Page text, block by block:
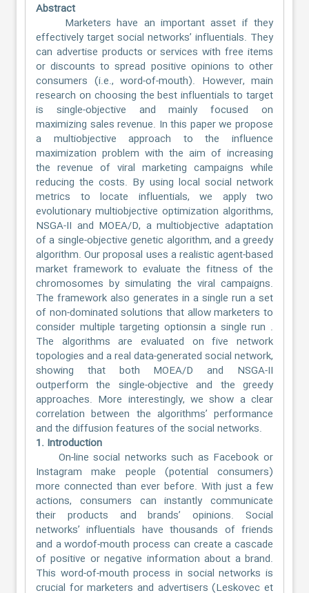
Abstract
Marketers have an important asset if they
effectively target social networks’ influentials. They
can advertise products or services with free items
or discounts to spread positive opinions to other
consumers (i.e., word-of-mouth). However, main
research on choosing the best influentials to target
is single-objective and mainly focused on
maximizing sales revenue. In this paper we propose
a multiobjective approach to the influence
maximization problem with the aim of increasing
the revenue of viral marketing campaigns while
reducing the costs. By using local social network
metrics to locate influentials, we apply two
evolutionary multiobjective optimization algorithms,
NSGA-II and MOEA/D, a multiobjective adaptation
of a single-objective genetic algorithm, and a greedy
algorithm. Our proposal uses a realistic agent-based
market framework to evaluate the fitness of the
chromosomes by simulating the viral campaigns.
The framework also generates in a single run a set
of non-dominated solutions that allow marketers to
consider multiple targeting optionsin a single run .
The algorithms are evaluated on five network
topologies and a real data-generated social network,
showing that both MOEA/D and NSGA-II
outperform the single-objective and the greedy
approaches. More interestingly, we show a clear
correlation between the algorithms’ performance
and the diffusion features of the social networks.
1. Introduction
On-line social networks such as Facebook or
Instagram make people (potential consumers)
more connected than ever before. With just a few
actions, consumers can instantly communicate
their products and brands’ opinions. Social
networks’ influentials have thousands of friends
and a wordof-mouth process can create a cascade
of positive or negative information about a brand.
This word-of-mouth process in social networks is
crucial for marketers and advertisers (Leskovec et